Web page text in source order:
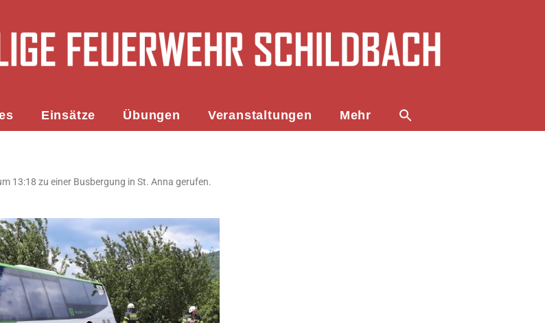
Einsätze Übungen Veranstaltungen Mehr
13:18 zu einer Busbergung in St. Anna gerufen.